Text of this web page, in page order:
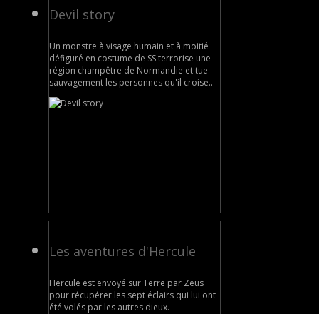
Devil story
Un monstre à visage humain et à moitié
défiguré en costume de SS terrorise une
région champêtre de Normandie et tue
sauvagement les personnes qu'il croise..
Les aventures d'Hercule
Hercule est envoyé sur Terre par Zeus
pour récupérer les sept éclairs qui lui ont
été volés par les autres dieux.